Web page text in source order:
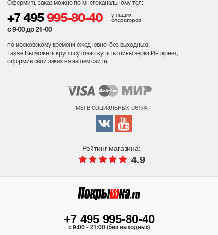
Оформить заказ можно по многоканальному тел:
+7 495 995-80-40
у наших
операторов
с 9-00 до 21-00
по московскому времени ежедневно (без выходных).
Также Вы можете круглосуточно купить шины через Интернет,
оформив свой заказ на нашем сайте.
мы в социальных сетях –
Рейтинг магазина:
4.9
+7 495 995-80-40
c 9:00 - 21:00 (без выходных)